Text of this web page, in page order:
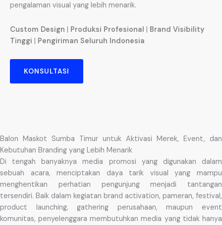
pengalaman visual yang lebih menarik.
Custom Design | Produksi Profesional | Brand Visibility
Tinggi | Pengiriman Seluruh Indonesia
KONSULTASI
Balon Maskot Sumba Timur untuk Aktivasi Merek, Event, dan
Kebutuhan Branding yang Lebih Menarik
Di tengah banyaknya media promosi yang digunakan dalam
sebuah acara, menciptakan daya tarik visual yang mampu
menghentikan perhatian pengunjung menjadi tantangan
tersendiri. Baik dalam kegiatan brand activation, pameran, festival,
product launching, gathering perusahaan, maupun event
komunitas, penyelenggara membutuhkan media yang tidak hanya